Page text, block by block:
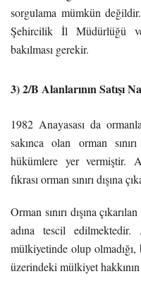
sorgulama mümkün
Şehircilik İl Müdürlüğü
bakılması gerekir.
3) 2/B Alanlarının Satışı
1982 Anayasası da
sakınca olan orman
hükümlere yer vermiştir.
fıkrası orman sınırı dışına
Orman sınırı dışına
adına tescil
mülkiyetinde olup
üzerindeki mülkiyet